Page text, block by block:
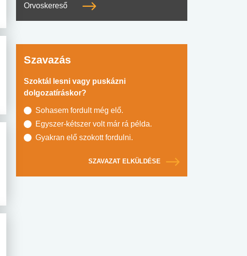
Orvoskereső
Szavazás
Szoktál lesni vagy puskázni
dolgozatíráskor?
Sohasem fordult még elő.
Egyszer-kétszer volt már rá példa.
Gyakran elő szokott fordulni.
SZAVAZAT ELKÜLDÉSE